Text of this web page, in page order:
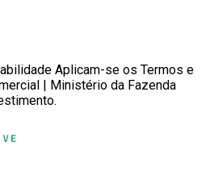
Aplicam-se os Termos e
| Ministério da Fazenda